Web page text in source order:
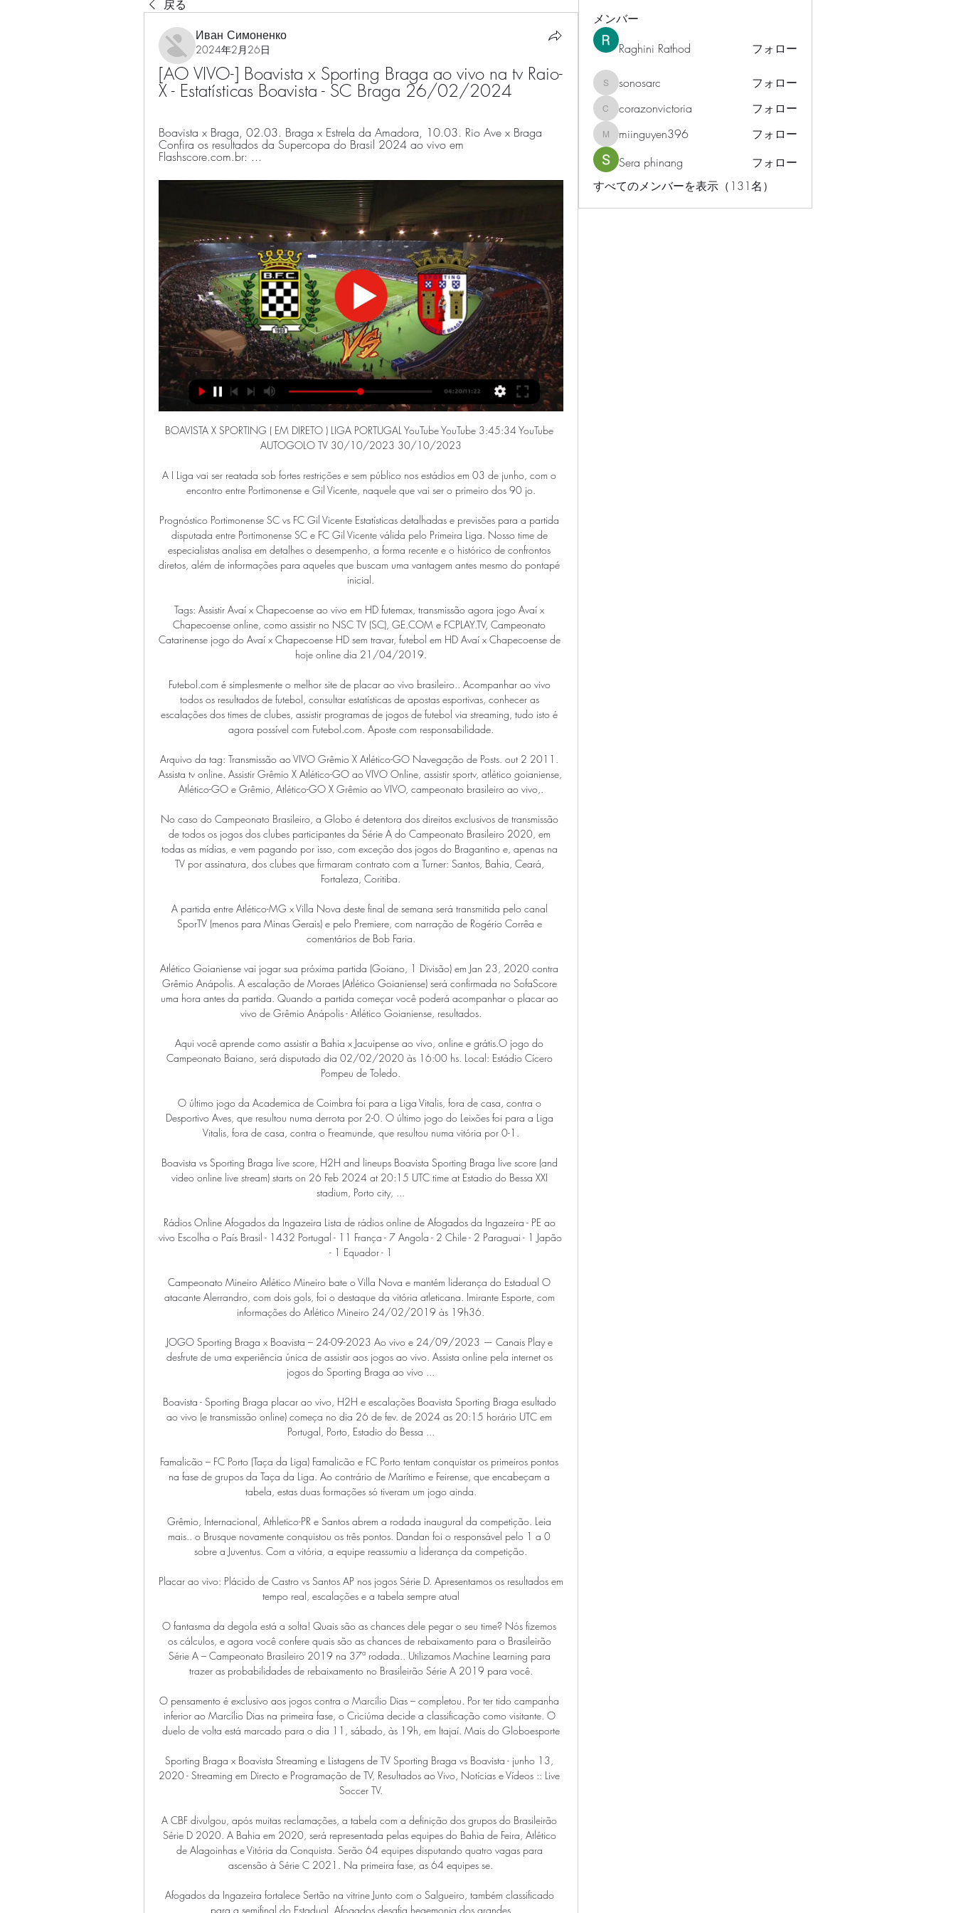
戻る
Иван Симоненко
2024年2月26日
[AO VIVO-] Boavista x Sporting Braga ao vivo na tv Raio-
X - Estatísticas Boavista - SC Braga 26/02/2024
Boavista x Braga, 02.03. Braga x Estrela da Amadora, 10.03. Rio Ave x Braga
Confira os resultados da Supercopa do Brasil 2024 ao vivo em
Flashscore.com.br: ...
BOAVISTA X SPORTING ( EM DIRETO ) LIGA PORTUGAL YouTube YouTube 3:45:34 YouTube AUTOGOLO TV 30/10/2023 30/10/2023

A I Liga vai ser reatada sob fortes restrições e sem público nos estádios em 03 de junho, com o encontro entre Portimonense e Gil Vicente, naquele que vai ser o primeiro dos 90 jo.

Prognóstico Portimonense SC vs FC Gil Vicente Estatísticas detalhadas e previsões para a partida disputada entre Portimonense SC e FC Gil Vicente válida pelo Primeira Liga. Nosso time de especialistas analisa em detalhes o desempenho, a forma recente e o histórico de confrontos diretos, além de informações para aqueles que buscam uma vantagem antes mesmo do pontapé inicial.

Tags: Assistir Avaí x Chapecoense ao vivo em HD futemax, transmissão agora jogo Avaí x Chapecoense online, como assistir no NSC TV (SC), GE.COM e FCPLAY.TV, Campeonato Catarinense jogo do Avaí x Chapecoense HD sem travar, futebol em HD Avaí x Chapecoense de hoje online dia 21/04/2019.

Futebol.com é simplesmente o melhor site de placar ao vivo brasileiro.. Acompanhar ao vivo todos os resultados de futebol, consultar estatísticas de apostas esportivas, conhecer as escalações dos times de clubes, assistir programas de jogos de futebol via streaming, tudo isto é agora possível com Futebol.com. Aposte com responsabilidade.

Arquivo da tag: Transmissão ao VIVO Grêmio X Atlético-GO Navegação de Posts. out 2 2011. Assista tv online. Assistir Grêmio X Atlético-GO ao VIVO Online, assistir sportv, atlético goianiense, Atlético-GO e Grêmio, Atlético-GO X Grêmio ao VIVO, campeonato brasileiro ao vivo,.

No caso do Campeonato Brasileiro, a Globo é detentora dos direitos exclusivos de transmissão de todos os jogos dos clubes participantes da Série A do Campeonato Brasileiro 2020, em todas as mídias, e vem pagando por isso, com exceção dos jogos do Bragantino e, apenas na TV por assinatura, dos clubes que firmaram contrato com a Turner: Santos, Bahia, Ceará, Fortaleza, Coritiba.

A partida entre Atlético-MG x Villa Nova deste final de semana será transmitida pelo canal SporTV (menos para Minas Gerais) e pelo Premiere, com narração de Rogério Corrêa e comentários de Bob Faria.

Atlético Goianiense vai jogar sua próxima partida (Goiano, 1 Divisão) em Jan 23, 2020 contra Grêmio Anápolis. A escalação de Moraes (Atlético Goianiense) será confirmada no SofaScore uma hora antes da partida. Quando a partida começar você poderá acompanhar o placar ao vivo de Grêmio Anápolis - Atlético Goianiense, resultados.

Aqui você aprende como assistir a Bahia x Jacuipense ao vivo, online e grátis.O jogo do Campeonato Baiano, será disputado dia 02/02/2020 às 16:00 hs. Local: Estádio Cícero Pompeu de Toledo.

O último jogo da Academica de Coimbra foi para a Liga Vitalis, fora de casa, contra o Desportivo Aves, que resultou numa derrota por 2-0. O último jogo do Leixões foi para a Liga Vitalis, fora de casa, contra o Freamunde, que resultou numa vitória por 0-1.

Boavista vs Sporting Braga live score, H2H and lineups Boavista Sporting Braga live score (and video online live stream) starts on 26 Feb 2024 at 20:15 UTC time at Estadio do Bessa XXI stadium, Porto city, ...

Rádios Online Afogados da Ingazeira Lista de rádios online de Afogados da Ingazeira - PE ao vivo Escolha o País Brasil - 1432 Portugal - 11 França - 7 Angola - 2 Chile - 2 Paraguai - 1 Japão - 1 Equador - 1

Campeonato Mineiro Atlético Mineiro bate o Villa Nova e mantém liderança do Estadual O atacante Alerrandro, com dois gols, foi o destaque da vitória atleticana. Imirante Esporte, com informações do Atlético Mineiro 24/02/2019 às 19h36.

JOGO Sporting Braga x Boavista – 24-09-2023 Ao vivo e 24/09/2023 — Canais Play e desfrute de uma experiência única de assistir aos jogos ao vivo. Assista online pela internet os jogos do Sporting Braga ao vivo ...

Boavista - Sporting Braga placar ao vivo, H2H e escalações Boavista Sporting Braga esultado ao vivo (e transmissão online) começa no dia 26 de fev. de 2024 as 20:15 horário UTC em Portugal, Porto, Estadio do Bessa ...

Famalicão – FC Porto (Taça da Liga) Famalicão e FC Porto tentam conquistar os primeiros pontos na fase de grupos da Taça da Liga. Ao contrário de Marítimo e Feirense, que encabeçam a tabela, estas duas formações só tiveram um jogo ainda.

Grêmio, Internacional, Athletico-PR e Santos abrem a rodada inaugural da competição. Leia mais.. o Brusque novamente conquistou os três pontos. Dandan foi o responsável pelo 1 a 0 sobre a Juventus. Com a vitória, a equipe reassumiu a liderança da competição.

Placar ao vivo: Plácido de Castro vs Santos AP nos jogos Série D. Apresentamos os resultados em tempo real, escalações e a tabela sempre atual

O fantasma da degola está a solta! Quais são as chances dele pegar o seu time? Nós fizemos os cálculos, e agora você confere quais são as chances de rebaixamento para o Brasileirão Série A – Campeonato Brasileiro 2019 na 37ª rodada.. Utilizamos Machine Learning para trazer as probabilidades de rebaixamento no Brasileirão Série A 2019 para você.

O pensamento é exclusivo aos jogos contra o Marcílio Dias – completou. Por ter tido campanha inferior ao Marcílio Dias na primeira fase, o Criciúma decide a classificação como visitante. O duelo de volta está marcado para o dia 11, sábado, às 19h, em Itajaí. Mais do Globoesporte

Sporting Braga x Boavista Streaming e Listagens de TV Sporting Braga vs Boavista - junho 13, 2020 - Streaming em Directo e Programação de TV, Resultados ao Vivo, Notícias e Vídeos :: Live Soccer TV.

A CBF divulgou, após muitas reclamações, a tabela com a definição dos grupos do Brasileirão Série D 2020. A Bahia em 2020, será representada pelas equipes do Bahia de Feira, Atlético de Alagoinhas e Vitória da Conquista. Serão 64 equipes disputando quatro vagas para ascensão à Série C 2021. Na primeira fase, as 64 equipes se.

Afogados da Ingazeira fortalece Sertão na vitrine Junto com o Salgueiro, também classificado para a semifinal do Estadual, Afogados desafia hegemonia dos grandes

Foto: Divulgação Atlético Mineiro. Com dois gols de Alerrandro e um de David Terans, o Atlético-MG venceu o Villa Nova na tarde deste domingo (24) por 3 a 1 no estádio Independência. O jogo era válido pela oitava rodada do Campeonato Mineiro. O gol do time de Nova Lima foi marcado por Elias.

Do lado dos chilenos, a La U vive um momento de retomada no futebol local. No Nacional do ano passado, fez campanha fraca, sendo o 14º colocado em um torneio com 16 equipes. Neste ano, está em 5º lugar, com duas vitórias e uma derrota. Na última partida, goleou o Club Provincial Curicó Unido por 5 a 1. Destaque para o atacante Joaquin.

JOGO Boavista x FC Porto – 05-01-2024 Ao vivo e online 05/01/2024 — Sporting Braga 2 - 0 Boavista FC. 27-05-2023 GD Chaves 1 - 4 Boavista Junte-se a nós no Canais Play e desfrute de uma experiência única de ...

Bilhetes | Site oficial do Sporting Clube de Portugal Mega Menu Grelha TV · Formulário de procura · Jogos de futebol à venda · Várias opções para estar em Alvalade · Onde Comprar · Bilhetes Modalidades.

Assistir Chapecoense x Avaí ao vivo em HD. Só aqui no Futemax você não vai perder nenhum lance da partida entre Chapecoense e Avaí grátis sem travamentos. 20h30 - Campeonato Catarinense: Chapecoense x Avaí - GE. APÓS O INICIO DA PARTIDA, SELECIONE …

O serviço de resultados do Afogados da Ingazeira é em tempo real, actualizado ao vivo. Próximos jogos: 13.06. Afogados da Ingazeira - Globo FC, 20.06. America-RN - Afogados da Ingazeira, 27.06. Afogados da Ingazeira - Salgueiro

SC Braga - Últimas notícias e atualizações de equipas Boavista-SC Braga: no meio da crise, quem sai por cima? Opinião26.02.202407:30. Do Bairro Alto a Benfica.

O duelo entre Esportivo x Ypiranga vai ocorrer nesta quinta-feira (23), e você pode assistir a partida ao vivo aqui. Trata-se da partida de volta pela final do Campeonato Gaúcho Divisão de Acesso de 2019. A disputa está marcada para iniciar às 20h00 (horário de Brasília). O jogo vai ser realizado no Estádio Montanha dos […]

Jon Jones e Valentina Shevchenko são os mais cotados no UFC 247 Adilson Batista vê clássico contra América-MG como bom teste para o Cruzeiro Regularizado pelo Goiás, meia vive expectativa de atuar no Brasil após 10 anos Catarinense: Diretoria do Avaí divulga nota de repúdio sobre atletas aliciados Paulista A3: Sem desfalques, Nacional visita Desportivo Brasil

Pelo acordo, a emissora carioca garantiu a exclusividade dos direitos da transmissão das partidas dessas equipes no Brasileirão. São elas: Atlético-GO, Atlético-MG, Botafogo, Corinthians, Flamengo, Fluminense, Goiás, Grêmio, São Paulo, Sport e Vasco. Outras sete equipes assinaram com a Globo para TV aberta e pay-per-view e fecharam com a Turner para TV fechada: Bahia, Ceará, Coritiba.

Resultado de Andirá x Plácido de Castro ao vivo (Campeonato Acreano) e placar do jogo atualizado minuto a minuto. Acompanhe o resultado da partida, saiba quem fez os gols, siga as estatísticas e escalações. Vídeo com transmissão ao vivo do jogo Andirá x Plácido de Castro pela TV ou rádio.

Como assistir Criciúma x Marcílio Dias Futebol AO VIVO - Campeonato Catarinense 2020 Tudo sobre Futebol Ao Vivo você encontra aqui no Futebol Stats, notícias …

HISTÓRIA DE SABOR, SAÚDE E QUALIDADE. Fundada em Brusque/SC no ano de 1986, a Maroma produz sorvetes e picolés com tecnologia italiana, sendo atualmente uma referência em sabor e qualidade. Investindo em segurança alimentar e inteligência nutricional, a Maroma está constantemente desenvolvendo novas linhas e sabores, atendendo o mercado com produtos que agradam todos os …

O CSA, com a ajuda do ladrão, desgraçado, mentiroso candidato derrotado ao governo do estado, Fernando Cheira-Collor (que pagou propina ao juiz com o dinheiro de sua campanha), pela Série B estadual de 2010, venceu uma suspeita semifinal contra o Sem Domingos pelo incrível placar nada suspeito de 10x1. O time adversário acabou com 7 jogadores em campo fazendo corpo mole, sem …

Natural do Rio de Janeiro,
メンバー
Raghini Rathod フォロー
sonosarc
sonosarc フォロー
corazonvictoria
corazonvictoria フォロー
miinguyen396
miinguyen396
フォロー
Sera phinang
フォロー
すべてのメンバーを表示（131名）